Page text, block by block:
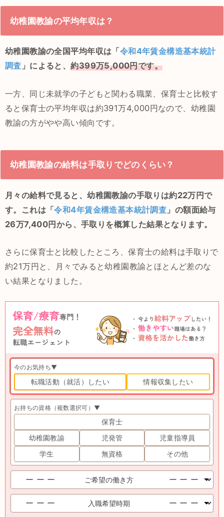
幼稚園教諭の平均年収は？
幼稚園教諭の全国平均年収は「令和4年賃金構造基本統計
調査 」によると、約399万5,000円です。
一方、同じ未就学の子どもと関わる職業、保育士と比較す
ると保育士の平均年収は約391万4,000円なので、幼稚園
教諭の方がやや高い傾向です。
幼稚園教諭の給料は手取りでどのくらい？
月々の給料で見ると、幼稚園教諭の手取りは約22万円で
す。これは「令和4年賃金構造基本統計調査 」の額面給与
26万7,400円から、手取りを概算した結果となります。
さらに保育士と比較したところ、保育士の給料は手取りで
約21万円と、月々でみると幼稚園教諭とほとんど差のな
い結果となりました。
今のお気持ち▼
転職活動（就活）したい 情報収集したい
お持ちの資格（複数選択可）▼
保育士
幼稚園教諭
児発管
児童指導員
学生
無資格 その他